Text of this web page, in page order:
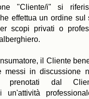
"Cliente/i" si
effettua un ordine sul
scopi privati o
il Cliente
messi in discussione
prenotati dal
un'attività